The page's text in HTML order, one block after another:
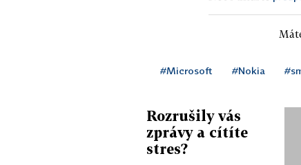
#Microsoft #Nokia
Rozrušily vás
zprávy a cítíte
stres?